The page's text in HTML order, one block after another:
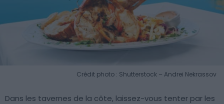
Crédit photo : Shutterstock – Andrei Nekrassov
Dans les tavernes de la côte, laissez-vous tenter par les